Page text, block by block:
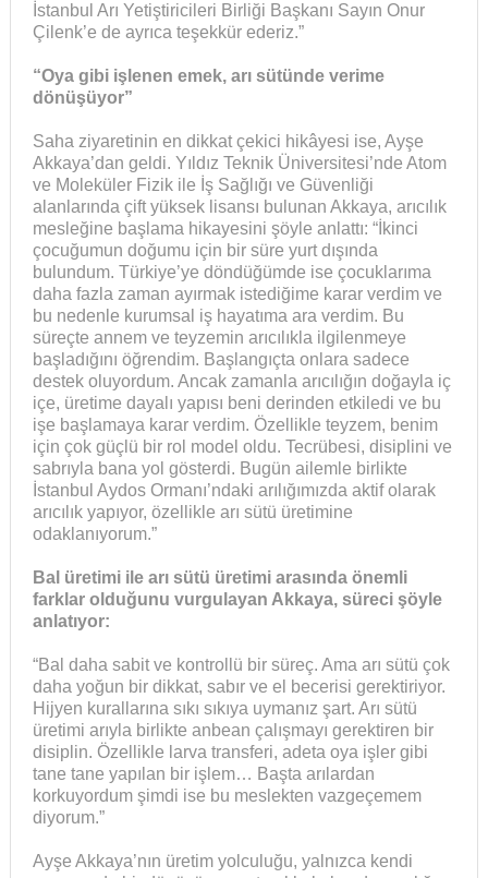
İstanbul Arı Yetiştiricileri Birliği Başkanı Sayın Onur
Çilenk’e de ayrıca teşekkür ederiz.”
“Oya gibi işlenen emek, arı sütünde verime
dönüşüyor”
Saha ziyaretinin en dikkat çekici hikâyesi ise, Ayşe
Akkaya’dan geldi. Yıldız Teknik Üniversitesi’nde Atom
ve Moleküler Fizik ile İş Sağlığı ve Güvenliği
alanlarında çift yüksek lisansı bulunan Akkaya, arıcılık
mesleğine başlama hikayesini şöyle anlattı: “İkinci
çocuğumun doğumu için bir süre yurt dışında
bulundum. Türkiye’ye döndüğümde ise çocuklarıma
daha fazla zaman ayırmak istediğime karar verdim ve
bu nedenle kurumsal iş hayatıma ara verdim. Bu
süreçte annem ve teyzemin arıcılıkla ilgilenmeye
başladığını öğrendim. Başlangıçta onlara sadece
destek oluyordum. Ancak zamanla arıcılığın doğayla iç
içe, üretime dayalı yapısı beni derinden etkiledi ve bu
işe başlamaya karar verdim. Özellikle teyzem, benim
için çok güçlü bir rol model oldu. Tecrübesi, disiplini ve
sabrıyla bana yol gösterdi. Bugün ailemle birlikte
İstanbul Aydos Ormanı’ndaki arılığımızda aktif olarak
arıcılık yapıyor, özellikle arı sütü üretimine
odaklanıyorum.”
Bal üretimi ile arı sütü üretimi arasında önemli
farklar olduğunu vurgulayan Akkaya, süreci şöyle
anlatıyor:
“Bal daha sabit ve kontrollü bir süreç. Ama arı sütü çok
daha yoğun bir dikkat, sabır ve el becerisi gerektiriyor.
Hijyen kurallarına sıkı sıkıya uymanız şart. Arı sütü
üretimi arıyla birlikte anbean çalışmayı gerektiren bir
disiplin. Özellikle larva transferi, adeta oya işler gibi
tane tane yapılan bir işlem… Başta arılardan
korkuyordum şimdi ise bu meslekten vazgeçemem
diyorum.”
Ayşe Akkaya’nın üretim yolculuğu, yalnızca kendi